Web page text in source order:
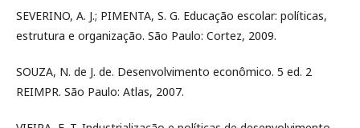
SEVERINO, A. J.; PIMENTA, S. G. Educação escolar: políticas,
estrutura e organização. São Paulo: Cortez, 2009.
SOUZA, N. de J. de. Desenvolvimento econômico. 5 ed. 2
REIMPR. São Paulo: Atlas, 2007.